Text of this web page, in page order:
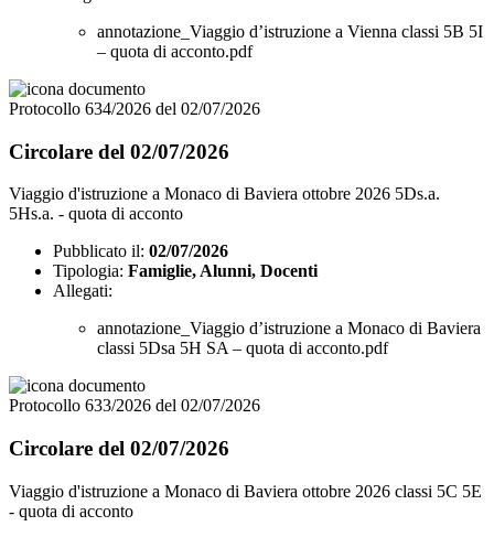
annotazione_Viaggio d’istruzione a Vienna classi 5B 5I
– quota di acconto.pdf
Protocollo 634/2026 del 02/07/2026
Circolare del 02/07/2026
Viaggio d'istruzione a Monaco di Baviera ottobre 2026 5Ds.a.
5Hs.a. - quota di acconto
Pubblicato il: 02/07/2026
Tipologia: Famiglie, Alunni, Docenti
Allegati:
annotazione_Viaggio d’istruzione a Monaco di Baviera
classi 5Dsa 5H SA – quota di acconto.pdf
Protocollo 633/2026 del 02/07/2026
Circolare del 02/07/2026
Viaggio d'istruzione a Monaco di Baviera ottobre 2026 classi 5C 5E
- quota di acconto